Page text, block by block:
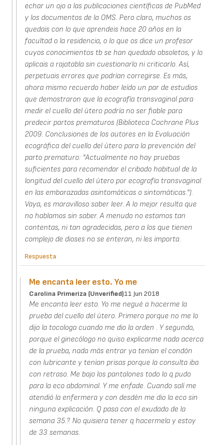
echar un ojo a las publicaciones científicas de PubMed
y los documentos de la OMS. Pero claro, muchos os
quedais con lo que aprendeis hace 20 años en la
facultad o la residencia, o lo que os dice un profesor
cuyos conocimientos tb se han quedado obsoletos, y lo
aplicais a rajatabla sin cuestionarlo ni criticarlo. Así,
perpetuais errores que podrían corregirse. Es más,
ahora mismo recuerdo haber leído un par de estudios
que demostraron que la ecografía transvaginal para
medir el cuello del útero podría no ser fiable para
predecir partos prematuros (Biblioteca Cochrane Plus
2009. Conclusiones de los autores en la Evaluación
ecográfica del cuello del útero para la prevención del
parto prematuro: "Actualmente no hay pruebas
suficientes para recomendar el cribado habitual de la
longitud del cuello del útero por ecografía transvaginal
en las embarazadas asintomáticas o sintomáticas.").
Vaya, es maravilloso saber leer. A lo mejor resulta que
no hablamos sin saber. A menudo no estamos tan
contentas, ni tan agradecidas, pero a los que tienen
complejo de dioses no se enteran, ni les importa.
Respuesta
Me encanta leer esto. Yo me
Carolina Primeriza (unverified)11 Jun 2018
Me encanta leer esto. Yo me negué a hacerme la
prueba del cuello del útero. Primero porque no me lo
dijo la tocologa cuando me dio la orden . Y segundo,
porque el ginecólogo no quiso explicarme nada acerca
de la prueba, nada más entrar ya tenían el condón
con lubricante y tenían prisas porque la consulta iba
con retraso. Me bajo los pantalones todo lo q pudo
para la eco abdominal. Y me enfade. Cuando salí me
atendió la enfermera y con desdén me dio la eco sin
ninguna explicación. Q pasa con el exudado de la
semana 35.?. No quisiera tener q hacermela y estoy
de 33 semanas.